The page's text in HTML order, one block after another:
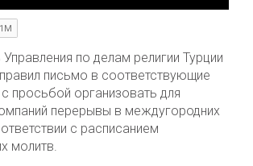
по делам религии Турции
письмо в соответствующие
просьбой организовать для
перерывы в междугородних
с расписанием
молитв.